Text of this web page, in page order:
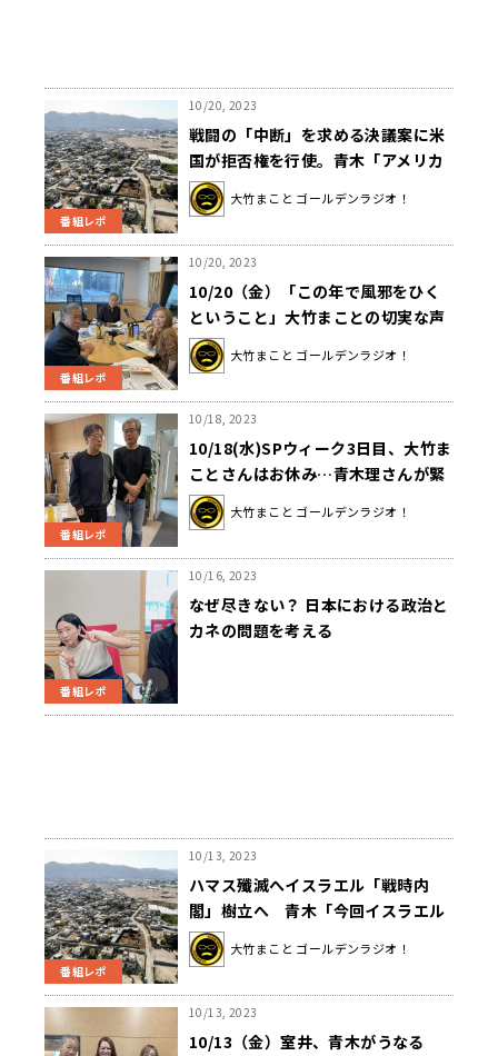
番組レポ
10/20, 2023
戦闘の「中断」を求める決議案に米
国が拒否権を行使。青木「アメリカ
とロシアは同じことをやっている」
大竹まこと ゴールデンラジオ！
番組レポ
10/20, 2023
10/20（金）「この年で風邪をひく
ということ」大竹まことの切実な声
大竹まこと ゴールデンラジオ！
番組レポ
10/18, 2023
10/18(水)SPウィーク3日目、大竹ま
ことさんはお休み…青木理さんが緊
急登場＆ニュース深堀解説！ゲスト
は宮台真司氏！
大竹まこと ゴールデンラジオ！
番組レポ
10/16, 2023
なぜ尽きない？ 日本における政治と
カネの問題を考える
番組レポ
10/13, 2023
ハマス殲滅へイスラエル「戦時内
閣」樹立へ 青木「今回イスラエル
にしてみれば、近年では最悪の被害
を受けた」
大竹まこと ゴールデンラジオ！
10/13, 2023
10/13（金）室井、青木がうなる